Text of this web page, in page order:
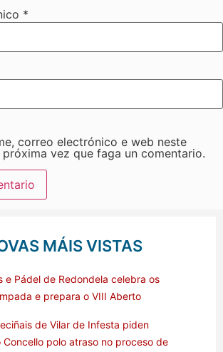
*
correo electrónico e web neste
vez que faga un comentario.
MÁIS VISTAS
e Pádel de Redondela celebra os
e prepara o VIII Aberto
de Vilar de Infesta piden
polo atraso no proceso de